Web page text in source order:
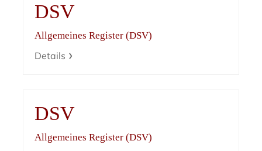
DSV
Allgemeines Register (DSV)
Details
DSV
Allgemeines Register (DSV)